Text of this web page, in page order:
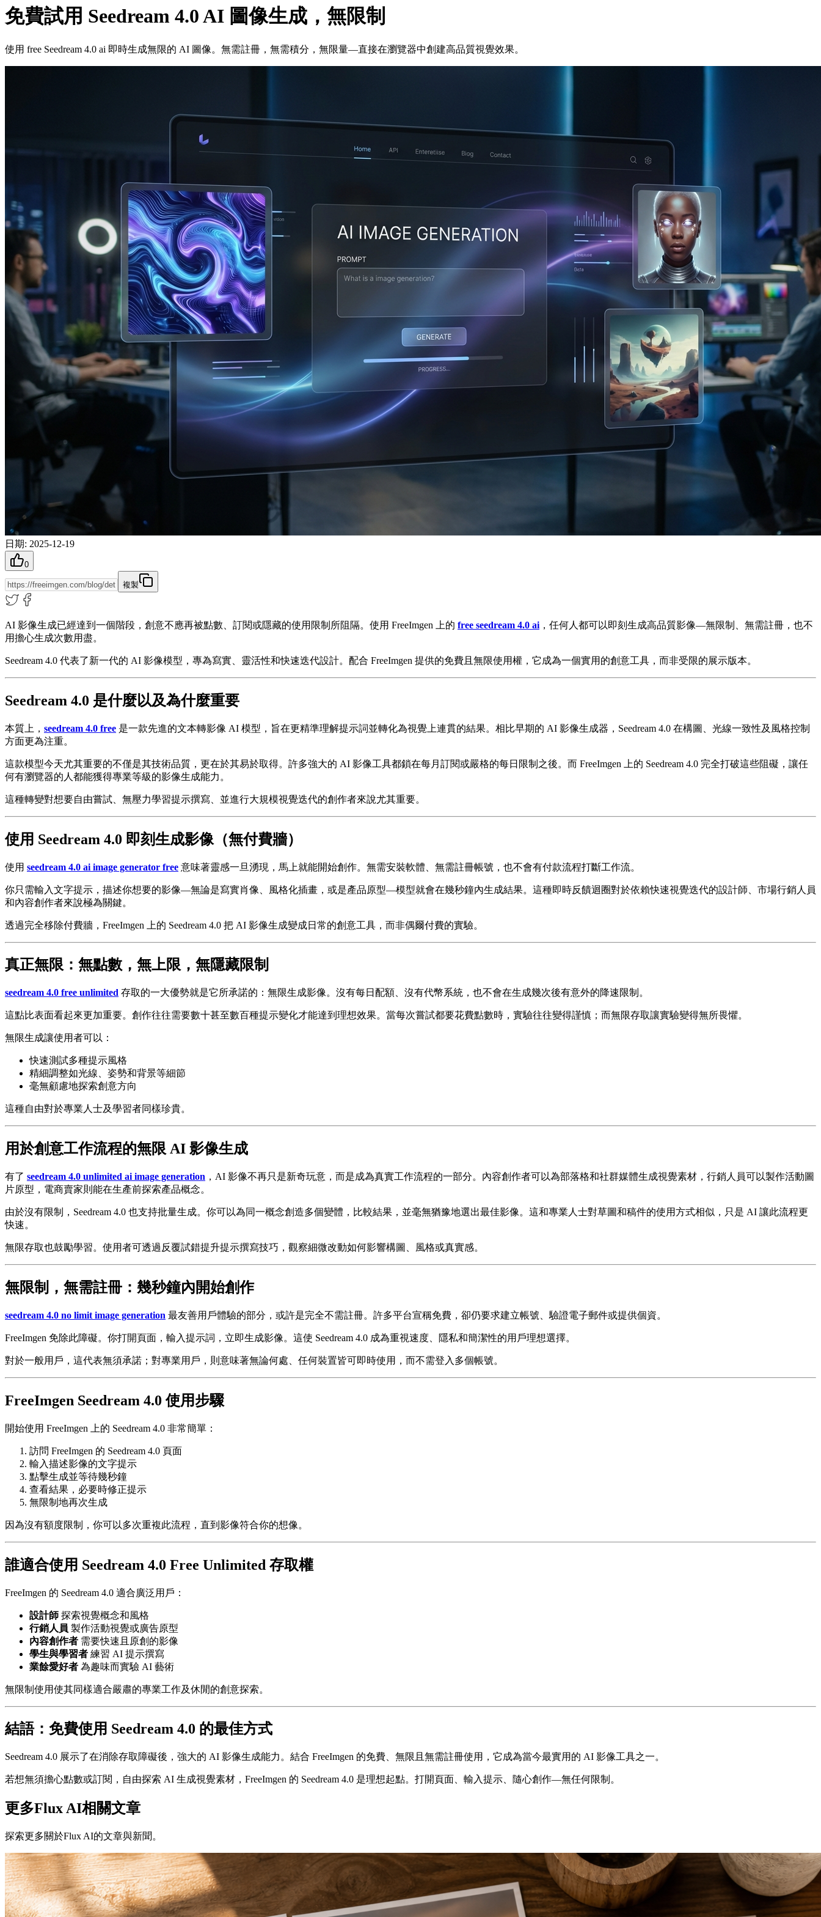
免費試用 Seedream 4.0 AI 圖像生成，無限制
使用 free Seedream 4.0 ai 即時生成無限的 AI 圖像。無需註冊，無需積分，無限量—直接在瀏覽器中創建高品質視覺效果。
日期: 2025-12-19
0
複製
AI 影像生成已經達到一個階段，創意不應再被點數、訂閱或隱藏的使用限制所阻隔。使用 FreeImgen 上的 free seedream 4.0 ai ，任何人都可以即刻生成高品質影像—無限制、無需註冊，也不
用擔心生成次數用盡。
Seedream 4.0 代表了新一代的 AI 影像模型，專為寫實、靈活性和快速迭代設計。配合 FreeImgen 提供的免費且無限使用權，它成為一個實用的創意工具，而非受限的展示版本。
Seedream 4.0 是什麼以及為什麼重要
本質上， seedream 4.0 free 是一款先進的文本轉影像 AI 模型，旨在更精準理解提示詞並轉化為視覺上連貫的結果。相比早期的 AI 影像生成器，Seedream 4.0 在構圖、光線一致性及風格控制
方面更為注重。
這款模型今天尤其重要的不僅是其技術品質，更在於其易於取得。許多強大的 AI 影像工具都鎖在每月訂閱或嚴格的每日限制之後。而 FreeImgen 上的 Seedream 4.0 完全打破這些阻礙，讓任
何有瀏覽器的人都能獲得專業等級的影像生成能力。
這種轉變對想要自由嘗試、無壓力學習提示撰寫、並進行大規模視覺迭代的創作者來說尤其重要。
使用 Seedream 4.0 即刻生成影像（無付費牆）
使用 seedream 4.0 ai image generator free 意味著靈感一旦湧現，馬上就能開始創作。無需安裝軟體、無需註冊帳號，也不會有付款流程打斷工作流。
你只需輸入文字提示，描述你想要的影像—無論是寫實肖像、風格化插畫，或是產品原型—模型就會在幾秒鐘內生成結果。這種即時反饋迴圈對於依賴快速視覺迭代的設計師、市場行銷人員
和內容創作者來說極為關鍵。
透過完全移除付費牆，FreeImgen 上的 Seedream 4.0 把 AI 影像生成變成日常的創意工具，而非偶爾付費的實驗。
真正無限：無點數，無上限，無隱藏限制
seedream 4.0 free unlimited 存取的一大優勢就是它所承諾的：無限生成影像。沒有每日配額、沒有代幣系統，也不會在生成幾次後有意外的降速限制。
這點比表面看起來更加重要。創作往往需要數十甚至數百種提示變化才能達到理想效果。當每次嘗試都要花費點數時，實驗往往變得謹慎；而無限存取讓實驗變得無所畏懼。
無限生成讓使用者可以：
快速測試多種提示風格
精細調整如光線、姿勢和背景等細節
毫無顧慮地探索創意方向
這種自由對於專業人士及學習者同樣珍貴。
用於創意工作流程的無限 AI 影像生成
有了 seedream 4.0 unlimited ai image generation ，AI 影像不再只是新奇玩意，而是成為真實工作流程的一部分。內容創作者可以為部落格和社群媒體生成視覺素材，行銷人員可以製作活動圖
片原型，電商賣家則能在生產前探索產品概念。
由於沒有限制，Seedream 4.0 也支持批量生成。你可以為同一概念創造多個變體，比較結果，並毫無猶豫地選出最佳影像。這和專業人士對草圖和稿件的使用方式相似，只是 AI 讓此流程更
快速。
無限存取也鼓勵學習。使用者可透過反覆試錯提升提示撰寫技巧，觀察細微改動如何影響構圖、風格或真實感。
無限制，無需註冊：幾秒鐘內開始創作
seedream 4.0 no limit image generation 最友善用戶體驗的部分，或許是完全不需註冊。許多平台宣稱免費，卻仍要求建立帳號、驗證電子郵件或提供個資。
FreeImgen 免除此障礙。你打開頁面，輸入提示詞，立即生成影像。這使 Seedream 4.0 成為重視速度、隱私和簡潔性的用戶理想選擇。
對於一般用戶，這代表無須承諾；對專業用戶，則意味著無論何處、任何裝置皆可即時使用，而不需登入多個帳號。
FreeImgen Seedream 4.0 使用步驟
開始使用 FreeImgen 上的 Seedream 4.0 非常簡單：
訪問 FreeImgen 的 Seedream 4.0 頁面
輸入描述影像的文字提示
點擊生成並等待幾秒鐘
查看結果，必要時修正提示
無限制地再次生成
因為沒有額度限制，你可以多次重複此流程，直到影像符合你的想像。
誰適合使用 Seedream 4.0 Free Unlimited 存取權
FreeImgen 的 Seedream 4.0 適合廣泛用戶：
設計師 探索視覺概念和風格
行銷人員 製作活動視覺或廣告原型
內容創作者 需要快速且原創的影像
學生與學習者 練習 AI 提示撰寫
業餘愛好者 為趣味而實驗 AI 藝術
無限制使用使其同樣適合嚴肅的專業工作及休閒的創意探索。
結語：免費使用 Seedream 4.0 的最佳方式
Seedream 4.0 展示了在消除存取障礙後，強大的 AI 影像生成能力。結合 FreeImgen 的免費、無限且無需註冊使用，它成為當今最實用的 AI 影像工具之一。
若想無須擔心點數或訂閱，自由探索 AI 生成視覺素材，FreeImgen 的 Seedream 4.0 是理想起點。打開頁面、輸入提示、隨心創作—無任何限制。
更多Flux AI相關文章
探索更多關於Flux AI的文章與新聞。